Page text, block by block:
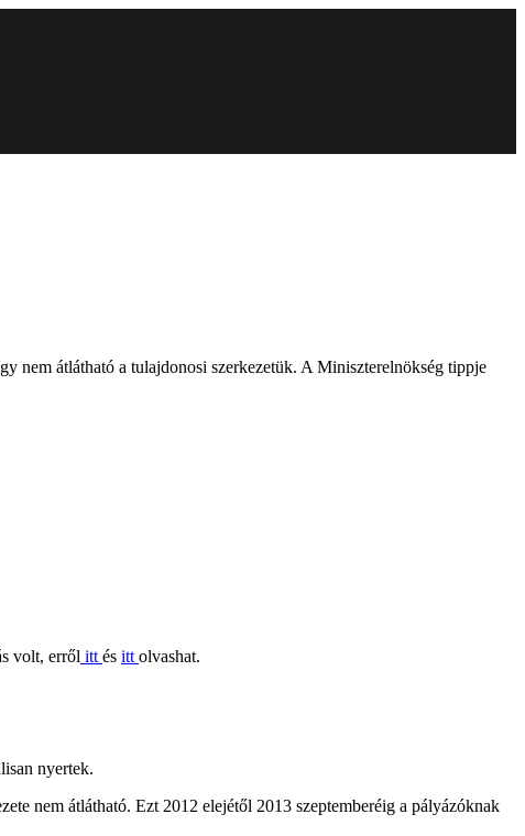
nem átlátható a tulajdonosi szerkezetük. A Miniszterelnökség tippje
volt, erről itt és itt olvashat.
nyertek.
nem átlátható. Ezt 2012 elejétől 2013 szeptemberéig a pályázóknak